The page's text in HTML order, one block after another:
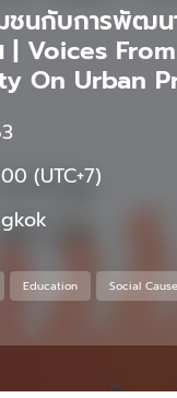
ชนกับการพัฒน
| Voices
On Urban
(UTC+7)
Education Social